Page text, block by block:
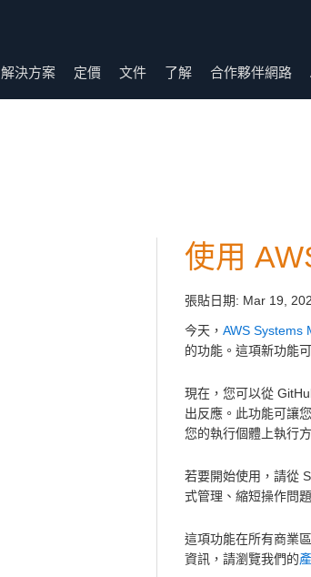
解決方案 定價 文件 了解 合作夥伴網路
使用
張貼日期: Mar 19,
今天， AWS Systems
的功能。這項新功能
現在，您可以從
出反應。此功能可讓
您的執行個體上執行
若要開始使用，請從
式管理、縮短操作問
這項功能在所有商業
資訊，請瀏覽我們的